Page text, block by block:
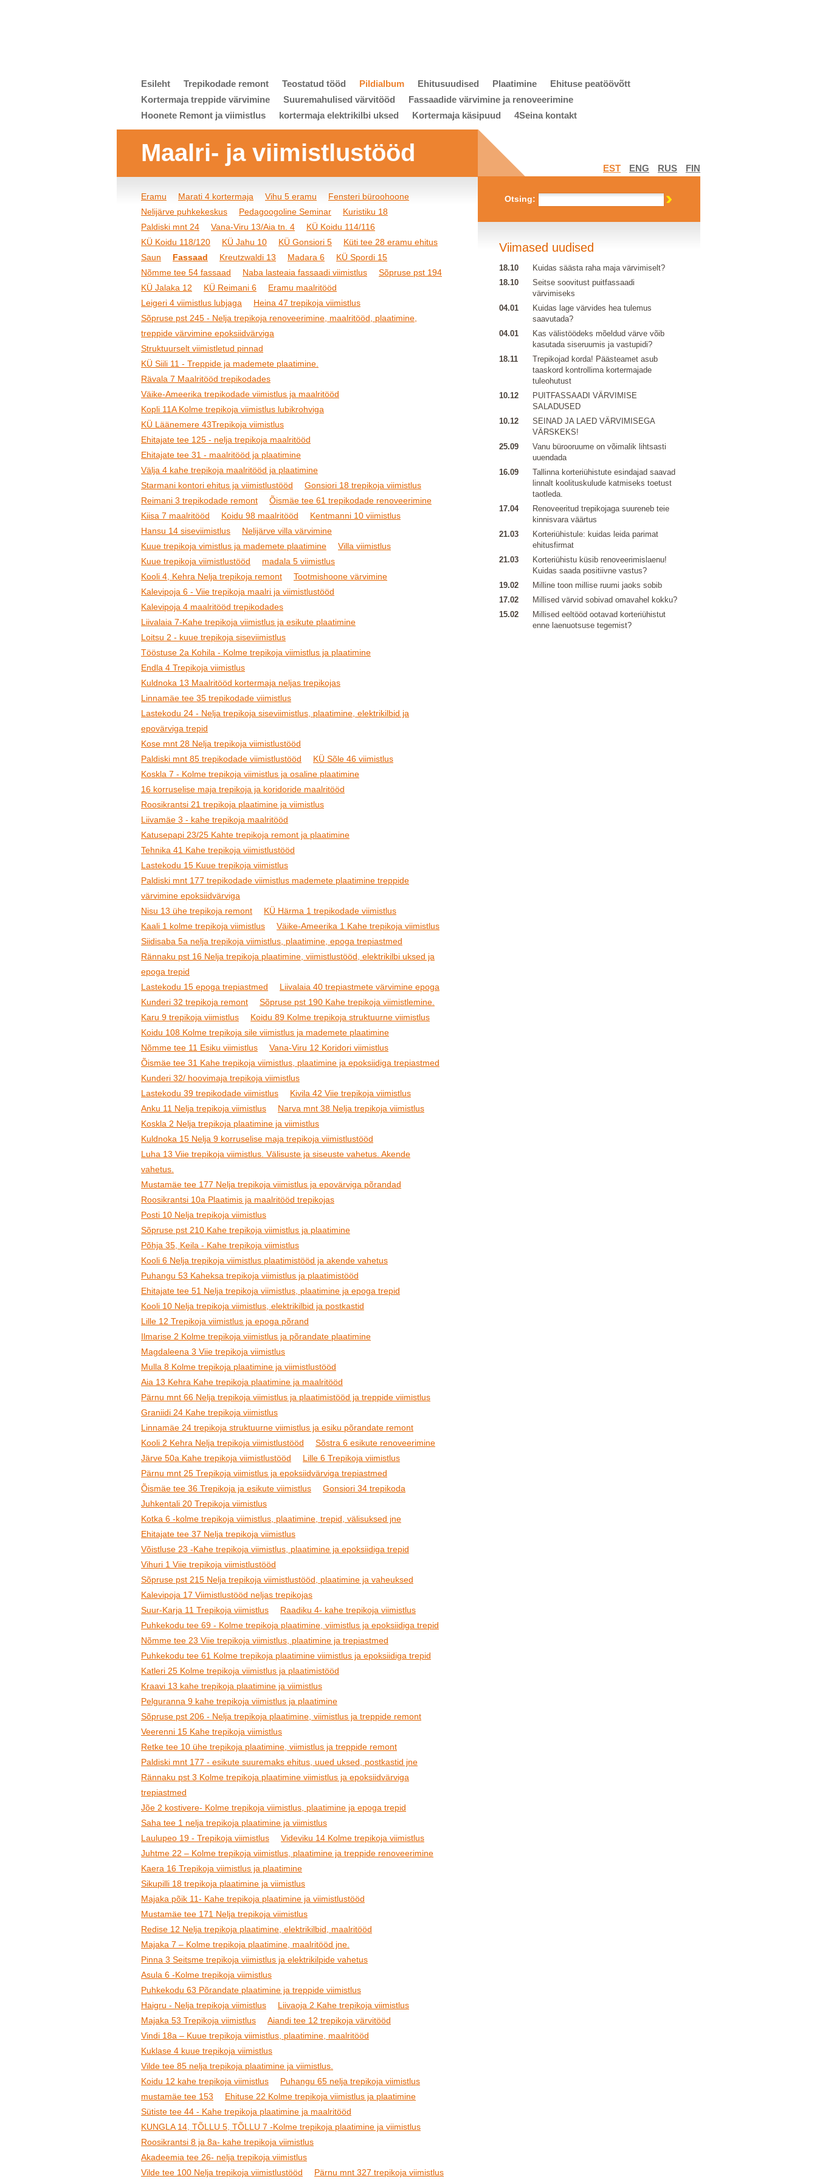
Esileht Trepikodade remont Teostatud tööd Pildialbum Ehitusuudised Plaatimine
Ehituse peatöövõtt
Kortermaja treppide värvimine
Suuremahulised värvitööd
Fassaadide värvimine ja renoveerimine
Hoonete Remont ja viimistlus
kortermaja elektrikilbi uksed Kortermaja käsipuud 4Seina kontakt
Maalri- ja viimistlustööd
Eramu Marati 4 kortermaja Vihu 5 eramu
Fensteri büroohoone
Nelijärve puhkekeskus
Pedagoogoline Seminar
Kuristiku 18
Paldiski mnt 24
Vana-Viru 13/Aia tn. 4
KÜ Koidu 114/116
KÜ Koidu 118/120
KÜ Jahu 10 KÜ Gonsiori 5
Küti tee 28 eramu ehitus
Saun
Fassaad Kreutzwaldi 13 Madara 6
KÜ Spordi 15
Nõmme tee 54 fassaad
Naba lasteaia fassaadi viimistlus
Sõpruse pst 194
KÜ Jalaka 12
KÜ Reimani 6
Eramu maalritööd
Leigeri 4 viimistlus lubjaga
Heina 47 trepikoja viimistlus
Sõpruse pst 245 - Nelja trepikoja renoveerimine, maalritööd, plaatimine,
treppide värvimine epoksiidvärviga
Struktuurselt viimistletud pinnad
KÜ Siili 11 - Treppide ja mademete plaatimine.
Rävala 7 Maalritööd trepikodades
Väike-Ameerika trepikodade viimistlus ja maalritööd
Kopli 11A Kolme trepikoja viimistlus lubikrohviga
KÜ Läänemere 43Trepikoja viimistlus
Ehitajate tee 125 - nelja trepikoja maalritööd
Ehitajate tee 31 - maalritööd ja plaatimine
Välja 4 kahe trepikoja maalritööd ja plaatimine
Starmani kontori ehitus ja viimistlustööd
Gonsiori 18 trepikoja viimistlus
Reimani 3 trepikodade remont
Õismäe tee 61 trepikodade renoveerimine
Kiisa 7 maalritööd
Koidu 98 maalritööd
Kentmanni 10 viimistlus
Hansu 14 siseviimistlus
Nelijärve villa värvimine
Kuue trepikoja vimistlus ja mademete plaatimine
Villa viimistlus
Kuue trepikoja viimistlustööd
madala 5 viimistlus
Kooli 4, Kehra Nelja trepikoja remont
Tootmishoone värvimine
Kalevipoja 6 - Viie trepikoja maalri ja viimistlustööd
Kalevipoja 4 maalritööd trepikodades
Liivalaia 7-Kahe trepikoja viimistlus ja esikute plaatimine
Loitsu 2 - kuue trepikoja siseviimistlus
Tööstuse 2a Kohila - Kolme trepikoja viimistlus ja plaatimine
Endla 4 Trepikoja viimistlus
Kuldnoka 13 Maalritööd kortermaja neljas trepikojas
Linnamäe tee 35 trepikodade viimistlus
Lastekodu 24 - Nelja trepikoja siseviimistlus, plaatimine, elektrikilbid ja
epovärviga trepid
Kose mnt 28 Nelja trepikoja viimistlustööd
Paldiski mnt 85 trepikodade viimistlustööd
KÜ Sõle 46 viimistlus
Koskla 7 - Kolme trepikoja viimistlus ja osaline plaatimine
16 korruselise maja trepikoja ja koridoride maalritööd
Roosikrantsi 21 trepikoja plaatimine ja viimistlus
Liivamäe 3 - kahe trepikoja maalritööd
Katusepapi 23/25 Kahte trepikoja remont ja plaatimine
Tehnika 41 Kahe trepikoja viimistlustööd
Lastekodu 15 Kuue trepikoja viimistlus
Paldiski mnt 177 trepikodade viimistlus mademete plaatimine treppide
värvimine epoksiidvärviga
Nisu 13 ühe trepikoja remont
KÜ Härma 1 trepikodade viimistlus
Kaali 1 kolme trepikoja viimistlus
Väike-Ameerika 1 Kahe trepikoja viimistlus
Siidisaba 5a nelja trepikoja viimistlus, plaatimine, epoga trepiastmed
Rännaku pst 16 Nelja trepikoja plaatimine, viimistlustööd, elektrikilbi uksed ja
epoga trepid
Lastekodu 15 epoga trepiastmed
Liivalaia 40 trepiastmete värvimine epoga
Kunderi 32 trepikoja remont
Sõpruse pst 190 Kahe trepikoja viimistlemine.
Karu 9 trepikoja viimistlus
Koidu 89 Kolme trepikoja struktuurne viimistlus
Koidu 108 Kolme trepikoja sile viimistlus ja mademete plaatimine
Nõmme tee 11 Esiku viimistlus
Vana-Viru 12 Koridori viimistlus
Õismäe tee 31 Kahe trepikoja viimistlus, plaatimine ja epoksiidiga trepiastmed
Kunderi 32/ hoovimaja trepikoja viimistlus
Lastekodu 39 trepikodade viimistlus
Kivila 42 Viie trepikoja viimistlus
Anku 11 Nelja trepikoja viimistlus
Narva mnt 38 Nelja trepikoja viimistlus
Koskla 2 Nelja trepikoja plaatimine ja viimistlus
Kuldnoka 15 Nelja 9 korruselise maja trepikoja viimistlustööd
Luha 13 Viie trepikoja viimistlus. Välisuste ja siseuste vahetus. Akende
vahetus.
Mustamäe tee 177 Nelja trepikoja viimistlus ja epovärviga põrandad
Roosikrantsi 10a Plaatimis ja maalritööd trepikojas
Posti 10 Nelja trepikoja viimistlus
Sõpruse pst 210 Kahe trepikoja viimistlus ja plaatimine
Põhja 35, Keila - Kahe trepikoja viimistlus
Kooli 6 Nelja trepikoja viimistlus plaatimistööd ja akende vahetus
Puhangu 53 Kaheksa trepikoja viimistlus ja plaatimistööd
Ehitajate tee 51 Nelja trepikoja viimistlus, plaatimine ja epoga trepid
Kooli 10 Nelja trepikoja viimistlus, elektrikilbid ja postkastid
Lille 12 Trepikoja viimistlus ja epoga põrand
Ilmarise 2 Kolme trepikoja viimistlus ja põrandate plaatimine
Magdaleena 3 Viie trepikoja viimistlus
Mulla 8 Kolme trepikoja plaatimine ja viimistlustööd
Aia 13 Kehra Kahe trepikoja plaatimine ja maalritööd
Pärnu mnt 66 Nelja trepikoja viimistlus ja plaatimistööd ja treppide viimistlus
Graniidi 24 Kahe trepikoja viimistlus
Linnamäe 24 trepikoja struktuurne viimistlus ja esiku põrandate remont
Kooli 2 Kehra Nelja trepikoja viimistlustööd
Sõstra 6 esikute renoveerimine
Järve 50a Kahe trepikoja viimistlustööd
Lille 6 Trepikoja viimistlus
Pärnu mnt 25 Trepikoja viimistlus ja epoksiidvärviga trepiastmed
Õismäe tee 36 Trepikoja ja esikute viimistlus
Gonsiori 34 trepikoda
Juhkentali 20 Trepikoja viimistlus
Kotka 6 -kolme trepikoja viimistlus, plaatimine, trepid, välisuksed jne
Ehitajate tee 37 Nelja trepikoja viimistlus
Võistluse 23 -Kahe trepikoja viimistlus, plaatimine ja epoksiidiga trepid
Vihuri 1 Viie trepikoja viimistlustööd
Sõpruse pst 215 Nelja trepikoja viimistlustööd, plaatimine ja vaheuksed
Kalevipoja 17 Viimistlustööd neljas trepikojas
Suur-Karja 11 Trepikoja viimistlus
Raadiku 4- kahe trepikoja viimistlus
Puhkekodu tee 69 - Kolme trepikoja plaatimine, viimistlus ja epoksiidiga trepid
Nõmme tee 23 Viie trepikoja viimistlus, plaatimine ja trepiastmed
Puhkekodu tee 61 Kolme trepikoja plaatimine viimistlus ja epoksiidiga trepid
Katleri 25 Kolme trepikoja viimistlus ja plaatimistööd
Kraavi 13 kahe trepikoja plaatimine ja viimistlus
Pelguranna 9 kahe trepikoja viimistlus ja plaatimine
Sõpruse pst 206 - Nelja trepikoja plaatimine, viimistlus ja treppide remont
Veerenni 15 Kahe trepikoja viimistlus
Retke tee 10 ühe trepikoja plaatimine, viimistlus ja treppide remont
Paldiski mnt 177 - esikute suuremaks ehitus, uued uksed, postkastid jne
Rännaku pst 3 Kolme trepikoja plaatimine viimistlus ja epoksiidvärviga
trepiastmed
Jõe 2 kostivere- Kolme trepikoja viimistlus, plaatimine ja epoga trepid
Saha tee 1 nelja trepikoja plaatimine ja viimistlus
Laulupeo 19 - Trepikoja viimistlus
Videviku 14 Kolme trepikoja viimistlus
Juhtme 22 – Kolme trepikoja viimistlus, plaatimine ja treppide renoveerimine
Kaera 16 Trepikoja viimistlus ja plaatimine
Sikupilli 18 trepikoja plaatimine ja viimistlus
Majaka põik 11- Kahe trepikoja plaatimine ja viimistlustööd
Mustamäe tee 171 Nelja trepikoja viimistlus
Redise 12 Nelja trepikoja plaatimine, elektrikilbid, maalritööd
Majaka 7 – Kolme trepikoja plaatimine, maalritööd jne.
Pinna 3 Seitsme trepikoja viimistlus ja elektrikilpide vahetus
Asula 6 -Kolme trepikoja viimistlus
Puhkekodu 63 Põrandate plaatimine ja treppide viimistlus
Haigru - Nelja trepikoja viimistlus
Liivaoja 2 Kahe trepikoja viimistlus
Majaka 53 Trepikoja viimistlus
Aiandi tee 12 trepikoja värvitööd
Vindi 18a – Kuue trepikoja viimistlus, plaatimine, maalritööd
Kuklase 4 kuue trepikoja viimistlus
Vilde tee 85 nelja trepikoja plaatimine ja viimistlus.
Koidu 12 kahe trepikoja viimistlus
Puhangu 65 nelja trepikoja viimistlus
mustamäe tee 153
Ehituse 22 Kolme trepikoja viimistlus ja plaatimine
Sütiste tee 44 - Kahe trepikoja plaatimine ja maalritööd
KUNGLA 14, TÕLLU 5, TÕLLU 7 -Kolme trepikoja plaatimine ja viimistlus
Roosikrantsi 8 ja 8a- kahe trepikoja viimistlus
Akadeemia tee 26- nelja trepikoja viimistlus
Vilde tee 100 Nelja trepikoja viimistlustööd
Pärnu mnt 327 trepikoja viimistlus
EST ENG RUS FIN
Otsing:
Viimased uudised
18.10
Kuidas säästa raha maja värvimiselt?
18.10
Seitse soovitust puitfassaadi
värvimiseks
04.01
Kuidas lage värvides hea tulemus
saavutada?
04.01
Kas välistöödeks mõeldud värve võib
kasutada siseruumis ja vastupidi?
18.11
Trepikojad korda! Päästeamet asub
taaskord kontrollima kortermajade
tuleohutust
10.12
PUITFASSAADI VÄRVIMISE
SALADUSED
10.12
SEINAD JA LAED VÄRVIMISEGA
VÄRSKEKS!
25.09
Vanu bürooruume on võimalik lihtsasti
uuendada
16.09
Tallinna korteriühistute esindajad saavad
linnalt koolituskulude katmiseks toetust
taotleda.
17.04
Renoveeritud trepikojaga suureneb teie
kinnisvara väärtus
21.03
Korteriühistule: kuidas leida parimat
ehitusfirmat
21.03
Korteriühistu küsib renoveerimislaenu!
Kuidas saada positiivne vastus?
19.02
Milline toon millise ruumi jaoks sobib
17.02
Millised värvid sobivad omavahel kokku?
15.02
Millised eeltööd ootavad korteriühistut
enne laenuotsuse tegemist?